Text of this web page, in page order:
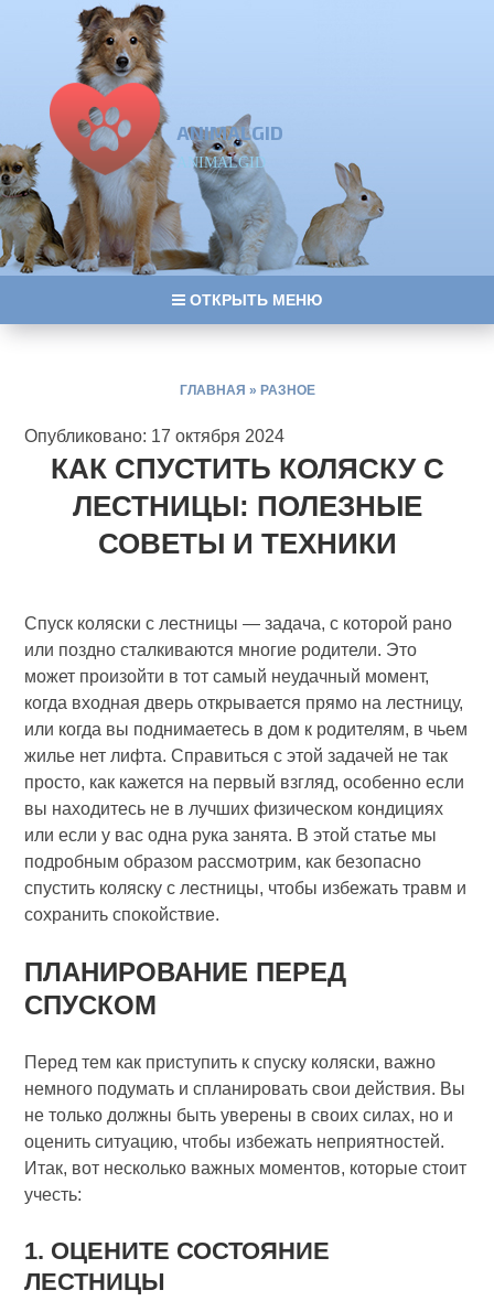
ANIMALGID
ANIMALGID
ОТКРЫТЬ МЕНЮ
ГЛАВНАЯ » РАЗНОЕ
Опубликовано: 17 октября 2024
КАК СПУСТИТЬ КОЛЯСКУ С
ЛЕСТНИЦЫ: ПОЛЕЗНЫЕ
СОВЕТЫ И ТЕХНИКИ
Спуск коляски с лестницы — задача, с которой рано
или поздно сталкиваются многие родители. Это
может произойти в тот самый неудачный момент,
когда входная дверь открывается прямо на лестницу,
или когда вы поднимаетесь в дом к родителям, в чьем
жилье нет лифта. Справиться с этой задачей не так
просто, как кажется на первый взгляд, особенно если
вы находитесь не в лучших физическом кондициях
или если у вас одна рука занята. В этой статье мы
подробным образом рассмотрим, как безопасно
спустить коляску с лестницы, чтобы избежать травм и
сохранить спокойствие.
ПЛАНИРОВАНИЕ ПЕРЕД
СПУСКОМ
Перед тем как приступить к спуску коляски, важно
немного подумать и спланировать свои действия. Вы
не только должны быть уверены в своих силах, но и
оценить ситуацию, чтобы избежать неприятностей.
Итак, вот несколько важных моментов, которые стоит
учесть:
1. ОЦЕНИТЕ СОСТОЯНИЕ
ЛЕСТНИЦЫ